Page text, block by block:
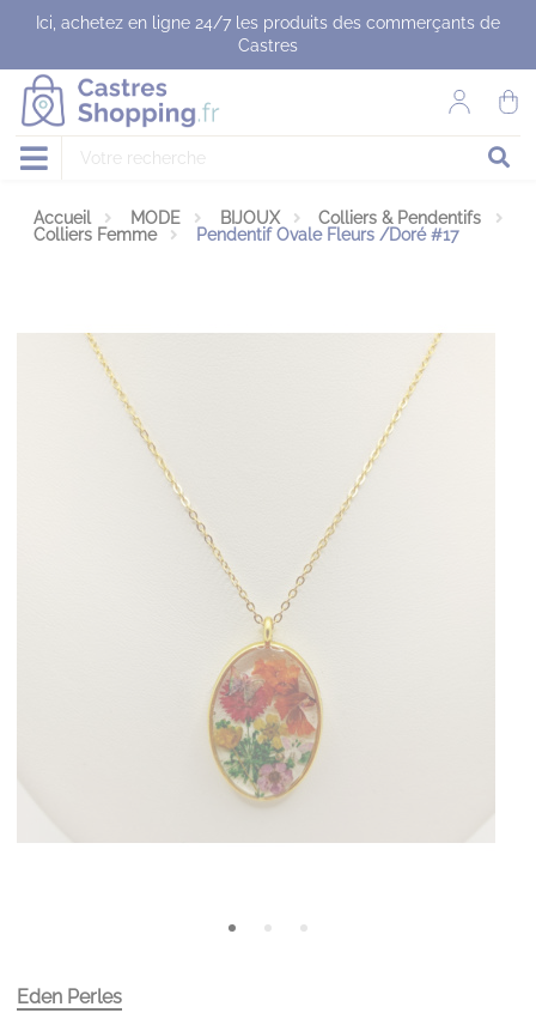
Ici, achetez en ligne 24/7 les produits des commerçants de
Castres
Accueil MODE BIJOUX
Colliers & Pendentifs
Colliers Femme
Pendentif Ovale Fleurs /Doré #17
Eden Perles
Panneau de gestion des cookies